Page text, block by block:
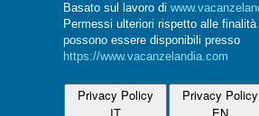
Basato sul lavoro di
Permessi ulteriori rispetto alle
possono essere disponibili presso
https://www.vacanzelandia.com
Privacy Policy
Privacy Policy